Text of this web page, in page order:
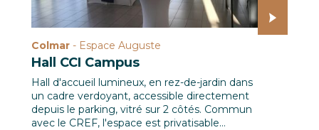
Colmar - Espace Auguste
Hall CCI Campus
Hall d'accueil lumineux, en rez-de-jardin dans
un cadre verdoyant, accessible directement
depuis le parking, vitré sur 2 côtés. Commun
avec le CREF, l'espace est privatisable…